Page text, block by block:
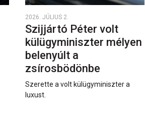
2026. JÚLIUS 2.
Szijjártó Péter volt
külügyminiszter mélyen
belenyúlt a
zsírosbödönbe
Szerette a volt külügyminiszter a
luxust.